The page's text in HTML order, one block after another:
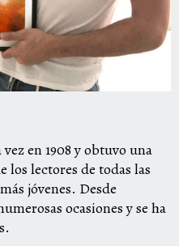
en 1908 y obtuvo una
los lectores de todas las
jóvenes. Desde
ocasiones y se ha